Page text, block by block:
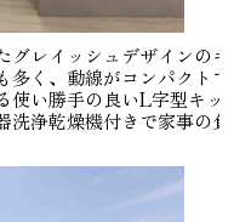
レイッシュデザインのキ
く、動線がコンパクトで
使い勝手の良いL字型キッ
浄乾燥機付きで家事の負